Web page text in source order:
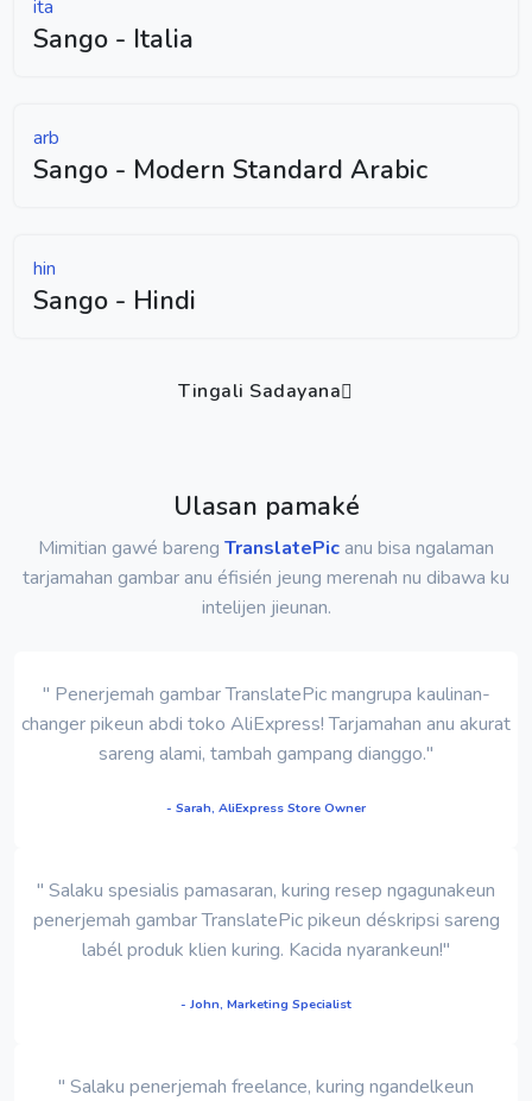
ita
Sango - Italia
arb
Sango - Modern Standard Arabic
hin
Sango - Hindi
Tingali Sadayana
Ulasan pamaké
Mimitian gawé bareng TranslatePicanu bisa ngalaman
tarjamahan gambar anu éfisién jeung merenah nu dibawa ku
intelijen jieunan.
" Penerjemah gambar TranslatePic mangrupa kaulinan-
changer pikeun abdi toko AliExpress! Tarjamahan anu akurat
sareng alami, tambah gampang dianggo."
- Sarah, AliExpress Store Owner
" Salaku spesialis pamasaran, kuring resep ngagunakeun
penerjemah gambar TranslatePic pikeun déskripsi sareng
labél produk klien kuring. Kacida nyarankeun!"
- John, Marketing Specialist
" Salaku penerjemah freelance, kuring ngandelkeun